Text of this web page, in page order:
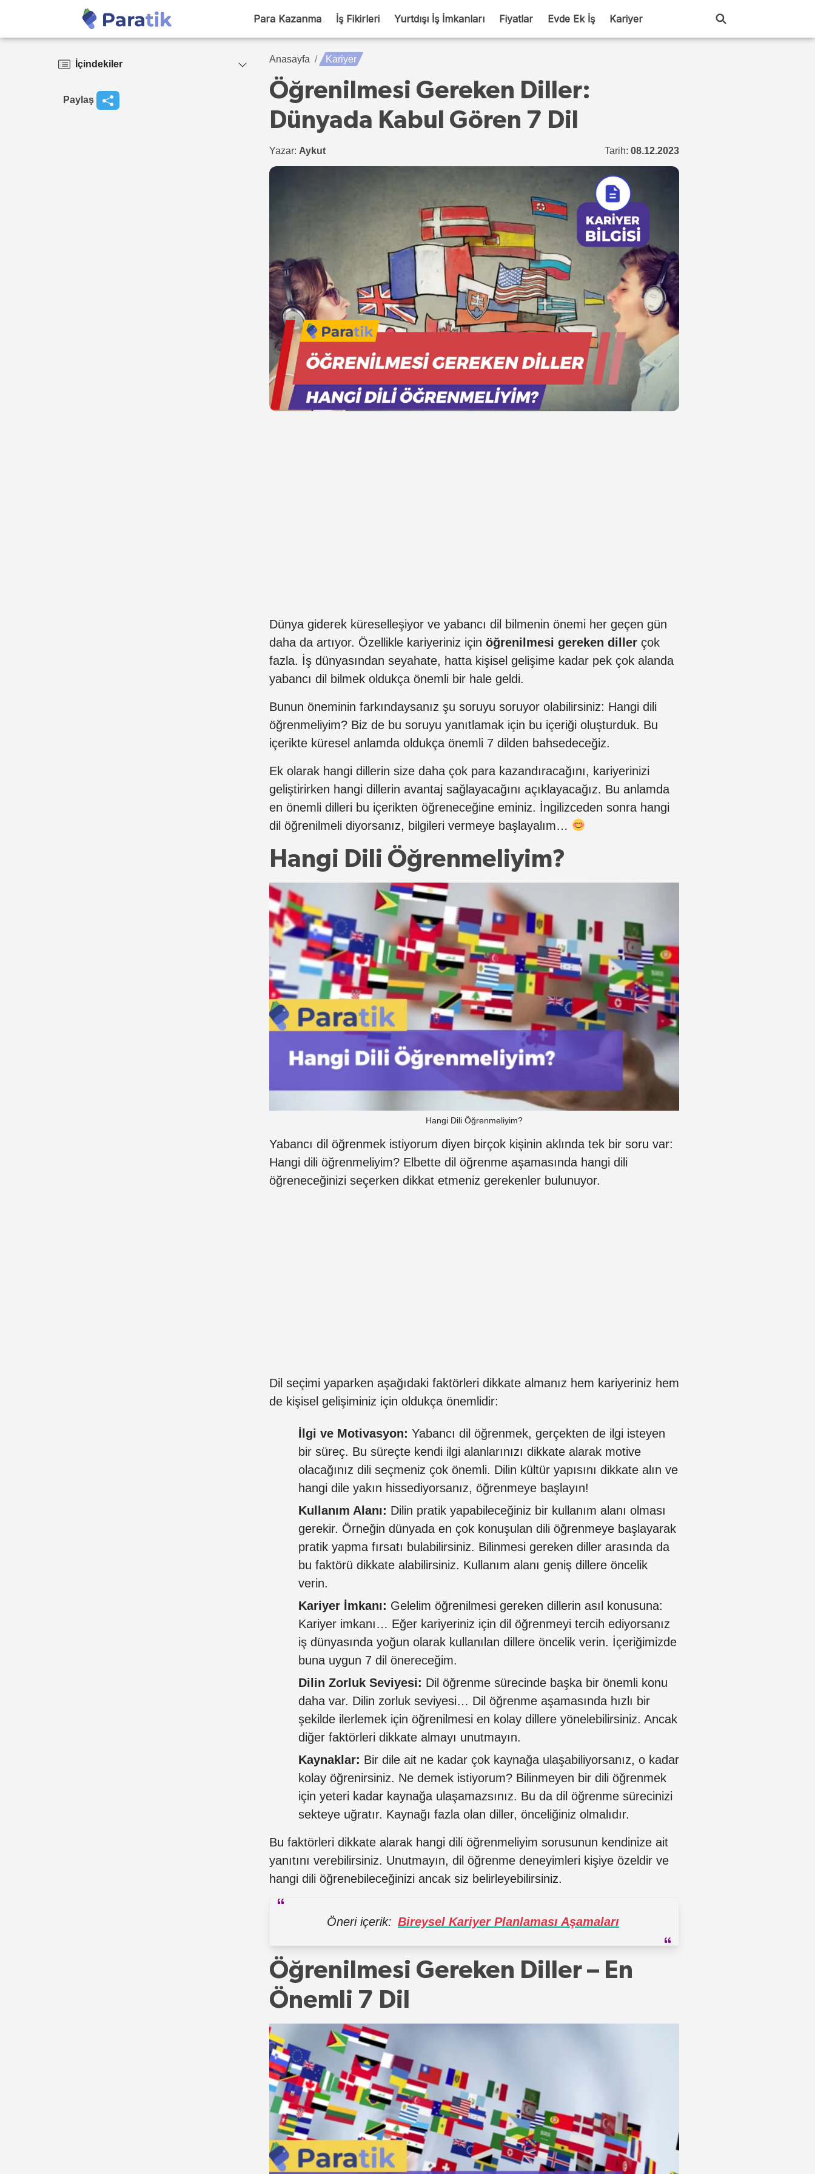
Para Kazanma İş Fikirleri Yurtdışı İş İmkanları Fiyatlar Evde Ek İş Kariyer
İçindekiler
Paylaş
Anasayfa Kariyer
Öğrenilmesi Gereken Diller:
Dünyada Kabul Gören 7 Dil
Yazar: Aykut Tarih: 08.12.2023
Dünya giderek küreselleşiyor ve yabancı dil bilmenin önemi her geçen gün
daha da artıyor. Özellikle kariyeriniz için öğrenilmesi gereken diller çok
fazla. İş dünyasından seyahate, hatta kişisel gelişime kadar pek çok alanda
yabancı dil bilmek oldukça önemli bir hale geldi.
Bunun öneminin farkındaysanız şu soruyu soruyor olabilirsiniz: Hangi dili
öğrenmeliyim? Biz de bu soruyu yanıtlamak için bu içeriği oluşturduk. Bu
içerikte küresel anlamda oldukça önemli 7 dilden bahsedeceğiz.
Ek olarak hangi dillerin size daha çok para kazandıracağını, kariyerinizi
geliştirirken hangi dillerin avantaj sağlayacağını açıklayacağız. Bu anlamda
en önemli dilleri bu içerikten öğreneceğine eminiz. İngilizceden sonra hangi
dil öğrenilmeli diyorsanız, bilgileri vermeye başlayalım…
Hangi Dili Öğrenmeliyim?
Hangi Dili Öğrenmeliyim?
Yabancı dil öğrenmek istiyorum diyen birçok kişinin aklında tek bir soru var:
Hangi dili öğrenmeliyim? Elbette dil öğrenme aşamasında hangi dili
öğreneceğinizi seçerken dikkat etmeniz gerekenler bulunuyor.
Dil seçimi yaparken aşağıdaki faktörleri dikkate almanız hem kariyeriniz hem
de kişisel gelişiminiz için oldukça önemlidir:
İlgi ve Motivasyon: Yabancı dil öğrenmek, gerçekten de ilgi isteyen
bir süreç. Bu süreçte kendi ilgi alanlarınızı dikkate alarak motive
olacağınız dili seçmeniz çok önemli. Dilin kültür yapısını dikkate alın ve
hangi dile yakın hissediyorsanız, öğrenmeye başlayın!
Kullanım Alanı: Dilin pratik yapabileceğiniz bir kullanım alanı olması
gerekir. Örneğin dünyada en çok konuşulan dili öğrenmeye başlayarak
pratik yapma fırsatı bulabilirsiniz. Bilinmesi gereken diller arasında da
bu faktörü dikkate alabilirsiniz. Kullanım alanı geniş dillere öncelik
verin.
Kariyer İmkanı: Gelelim öğrenilmesi gereken dillerin asıl konusuna:
Kariyer imkanı… Eğer kariyeriniz için dil öğrenmeyi tercih ediyorsanız
iş dünyasında yoğun olarak kullanılan dillere öncelik verin. İçeriğimizde
buna uygun 7 dil önereceğim.
Dilin Zorluk Seviyesi: Dil öğrenme sürecinde başka bir önemli konu
daha var. Dilin zorluk seviyesi… Dil öğrenme aşamasında hızlı bir
şekilde ilerlemek için öğrenilmesi en kolay dillere yönelebilirsiniz. Ancak
diğer faktörleri dikkate almayı unutmayın.
Kaynaklar: Bir dile ait ne kadar çok kaynağa ulaşabiliyorsanız, o kadar
kolay öğrenirsiniz. Ne demek istiyorum? Bilinmeyen bir dili öğrenmek
için yeteri kadar kaynağa ulaşamazsınız. Bu da dil öğrenme sürecinizi
sekteye uğratır. Kaynağı fazla olan diller, önceliğiniz olmalıdır.
Bu faktörleri dikkate alarak hangi dili öğrenmeliyim sorusunun kendinize ait
yanıtını verebilirsiniz. Unutmayın, dil öğrenme deneyimleri kişiye özeldir ve
hangi dili öğrenebileceğinizi ancak siz belirleyebilirsiniz.
Öneri içerik: Bireysel Kariyer Planlaması Aşamaları
Öğrenilmesi Gereken Diller – En
Önemli 7 Dil